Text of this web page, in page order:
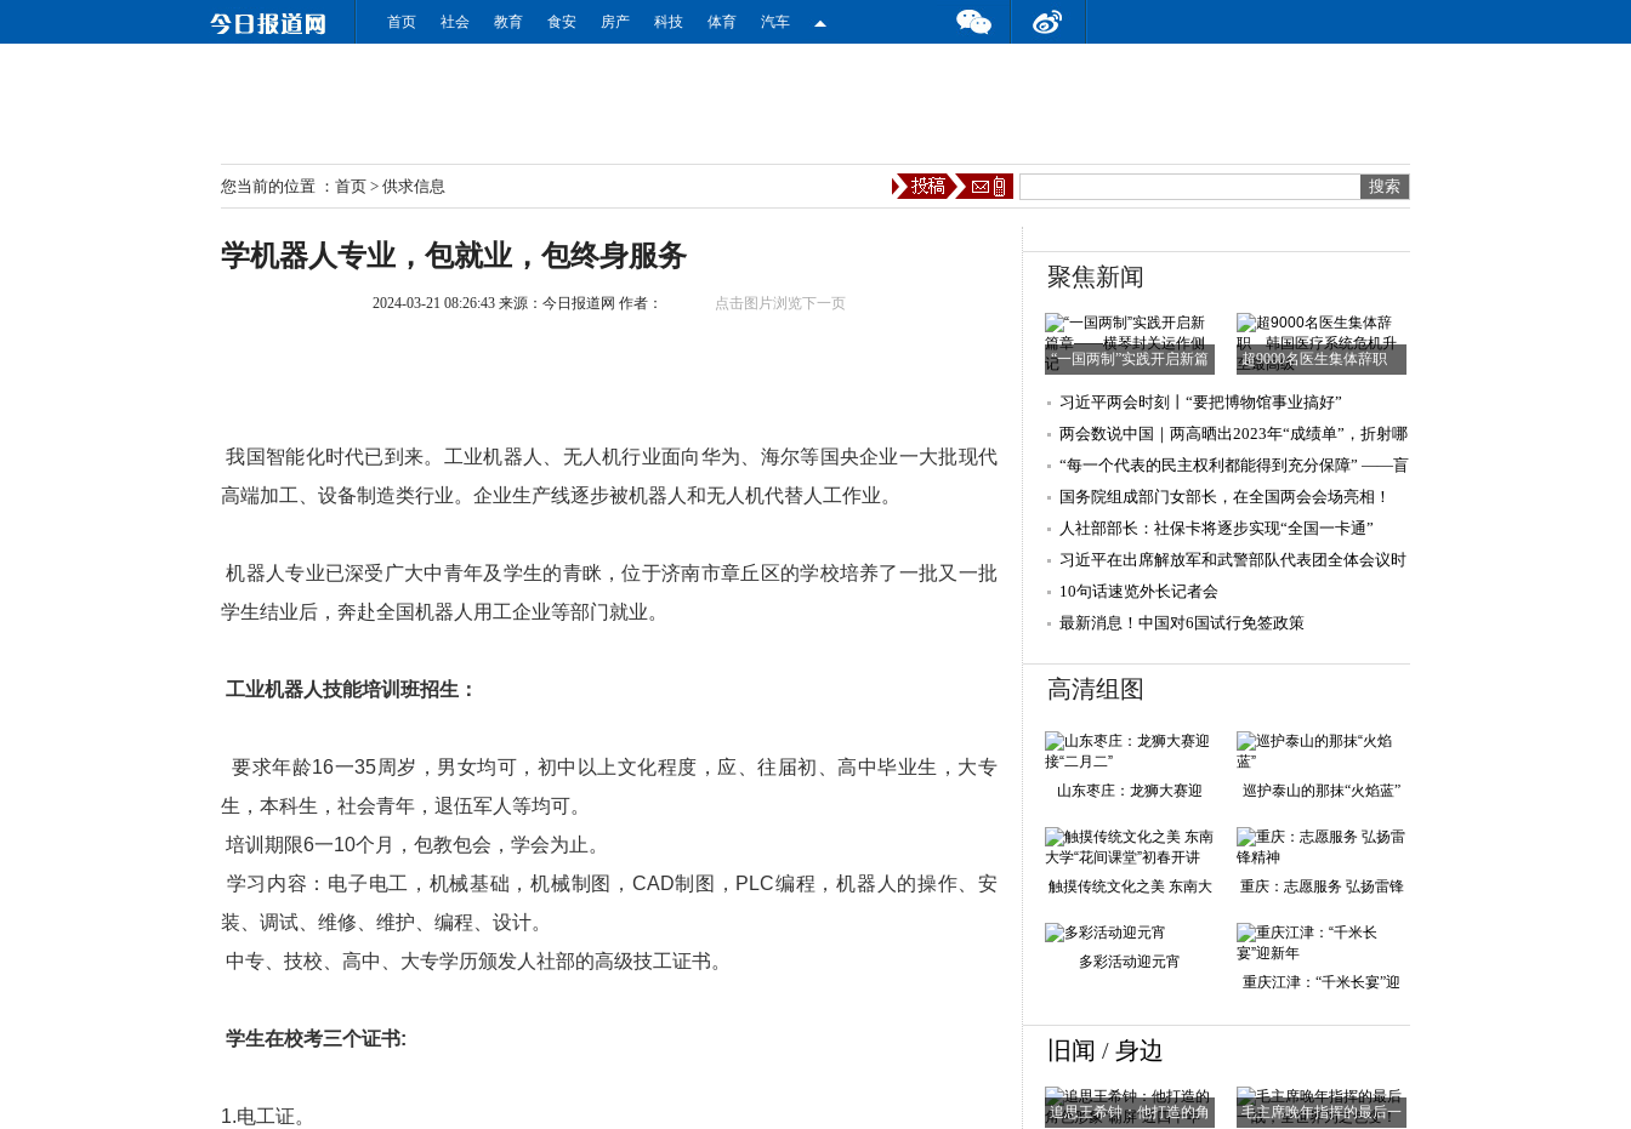
首页 社会 教育 食安 房产 科技 体育 汽车
您当前的位置 ： 首页 > 供求信息
学机器人专业，包就业，包终身服务
2024-03-21 08:26:43 来源： 今日报道网 作者： 点击图片浏览下一页
我国智能化时代已到来。工业机器人、无人机行业面向华为、海尔等国央企业一大批现代
高端加工、设备制造类行业。企业生产线逐步被机器人和无人机代替人工作业。
机器人专业已深受广大中青年及学生的青眯，位于济南市章丘区的学校培养了一批又一批
学生结业后，奔赴全国机器人用工企业等部门就业。
工业机器人技能培训班招生：
要求年龄16一35周岁，男女均可，初中以上文化程度，应、往届初、高中毕业生，大专
生，本科生，社会青年，退伍军人等均可。
培训期限6一10个月，包教包会，学会为止。
学习内容：电子电工，机械基础，机械制图，CAD制图，PLC编程，机器人的操作、安
装、调试、维修、维护、编程、设计。
中专、技校、高中、大专学历颁发人社部的高级技工证书。
学生在校考三个证书:
1.电工证。
聚焦新闻
“一国两制”实践开启新篇
超9000名医生集体辞职
习近平两会时刻丨“要把博物馆事业搞好”
两会数说中国｜两高晒出2023年“成绩单”，折射哪
些法治进步？
“每一个代表的民主权利都能得到充分保障” ——盲
人王永澄代表
国务院组成部门女部长，在全国两会会场亮相！
人社部部长：社保卡将逐步实现“全国一卡通”
习近平在出席解放军和武警部队代表团全体会议时
强调：强化使命
10句话速览外长记者会
最新消息！中国对6国试行免签政策
高清组图
山东枣庄：龙狮大赛迎
接“二月二”
巡护泰山的那抹“火焰蓝”
触摸传统文化之美 东南大
学“花间课堂”
重庆：志愿服务 弘扬雷锋
精神
多彩活动迎元宵
重庆江津：“千米长宴”迎
旧闻 / 身边
追思王希钟：他打造的角
毛主席晚年指挥的最后一